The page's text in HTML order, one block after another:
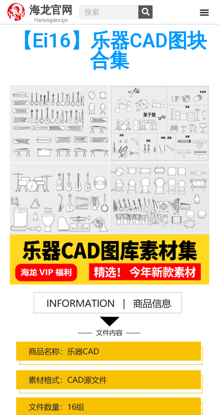
海龙官网
Hailongdesign
【Ei16】乐器CAD图块
合集